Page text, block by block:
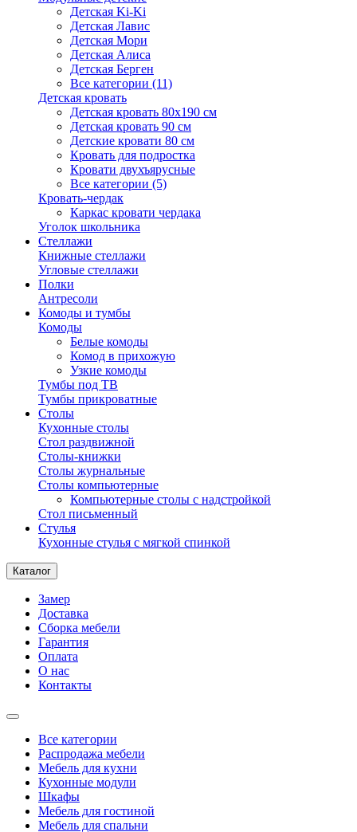
Детская Ki-Ki
Детская Лавис
Детская Мори
Детская Алиса
Детская Берген
Все категории (11)
Детская кровать
Детская кровать 80х190 см
Детская кровать 90 см
Детские кровати 80 см
Кровать для подростка
Кровати двухъярусные
Все категории (5)
Кровать-чердак
Каркас кровати чердака
Уголок школьника
Стеллажи
Книжные стеллажи
Угловые стеллажи
Полки
Антресоли
Комоды и тумбы
Комоды
Белые комоды
Комод в прихожую
Узкие комоды
Тумбы под ТВ
Тумбы прикроватные
Столы
Кухонные столы
Стол раздвижной
Столы-книжки
Столы журнальные
Столы компьютерные
Компьютерные столы с надстройкой
Стол письменный
Стулья
Кухонные стулья с мягкой спинкой
Каталог
Замер
Доставка
Сборка мебели
Гарантия
Оплата
О нас
Контакты
Все категории
Распродажа мебели
Мебель для кухни
Кухонные модули
Шкафы
Мебель для гостиной
Мебель для спальни